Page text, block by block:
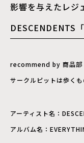
影響を与えたレジ
DESCENDENTS
recommend by 商品部
サークルピットは歩くも
アーティスト名：
アルバム名：